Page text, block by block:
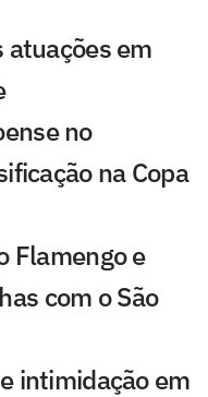
atuações em
no
na Copa
Flamengo e
com o São
intimidação em